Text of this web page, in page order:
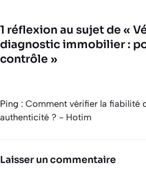
1 réflexion au sujet de «
diagnostic immobilier :
contrôle »
Ping : Comment vérifier la fiabilité
authenticité ? - Hotim
Laisser un commentaire